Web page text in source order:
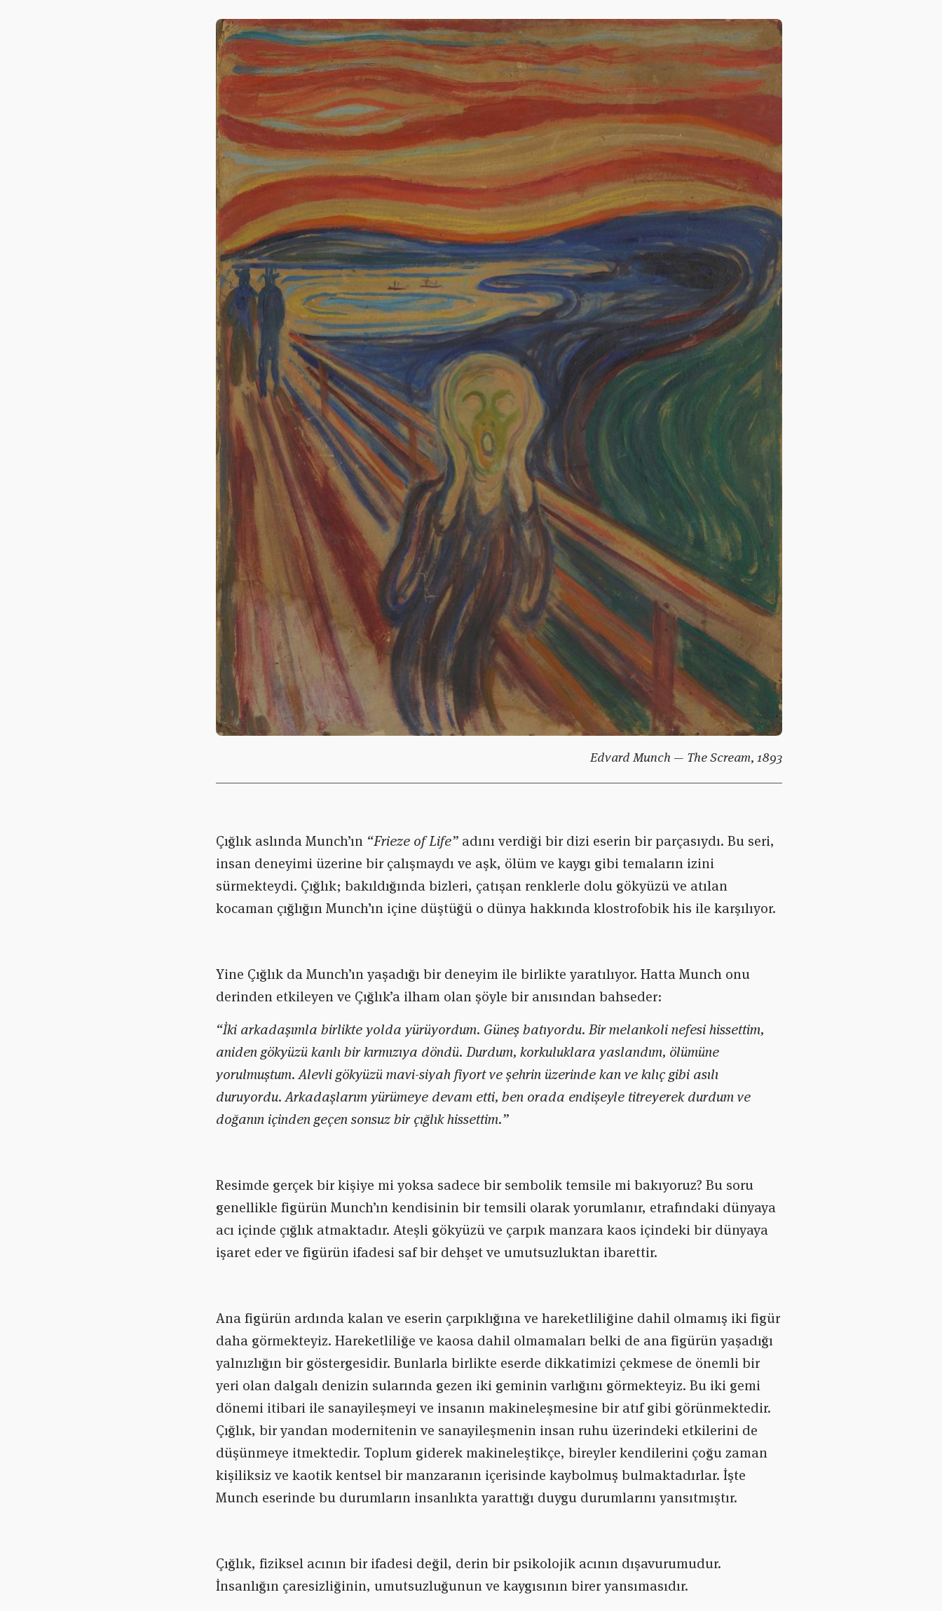
Edvard Munch — The Scream, 1893
Çığlık aslında Munch’ın “Frieze of Life” adını verdiği bir dizi eserin bir parçasıydı. Bu seri,
insan deneyimi üzerine bir çalışmaydı ve aşk, ölüm ve kaygı gibi temaların izini
sürmekteydi. Çığlık; bakıldığında bizleri, çatışan renklerle dolu gökyüzü ve atılan
kocaman çığlığın Munch’ın içine düştüğü o dünya hakkında klostrofobik his ile karşılıyor.
Yine Çığlık da Munch’ın yaşadığı bir deneyim ile birlikte yaratılıyor. Hatta Munch onu
derinden etkileyen ve Çığlık’a ilham olan şöyle bir anısından bahseder:
“İki arkadaşımla birlikte yolda yürüyordum. Güneş batıyordu. Bir melankoli nefesi hissettim,
aniden gökyüzü kanlı bir kırmızıya döndü. Durdum, korkuluklara yaslandım, ölümüne
yorulmuştum. Alevli gökyüzü mavi-siyah fiyort ve şehrin üzerinde kan ve kılıç gibi asılı
duruyordu. Arkadaşlarım yürümeye devam etti, ben orada endişeyle titreyerek durdum ve
doğanın içinden geçen sonsuz bir çığlık hissettim.”
Resimde gerçek bir kişiye mi yoksa sadece bir sembolik temsile mi bakıyoruz? Bu soru
genellikle figürün Munch’ın kendisinin bir temsili olarak yorumlanır, etrafındaki dünyaya
acı içinde çığlık atmaktadır. Ateşli gökyüzü ve çarpık manzara kaos içindeki bir dünyaya
işaret eder ve figürün ifadesi saf bir dehşet ve umutsuzluktan ibarettir.
Ana figürün ardında kalan ve eserin çarpıklığına ve hareketliliğine dahil olmamış iki figür
daha görmekteyiz. Hareketliliğe ve kaosa dahil olmamaları belki de ana figürün yaşadığı
yalnızlığın bir göstergesidir. Bunlarla birlikte eserde dikkatimizi çekmese de önemli bir
yeri olan dalgalı denizin sularında gezen iki geminin varlığını görmekteyiz. Bu iki gemi
dönemi itibari ile sanayileşmeyi ve insanın makineleşmesine bir atıf gibi görünmektedir.
Çığlık, bir yandan modernitenin ve sanayileşmenin insan ruhu üzerindeki etkilerini de
düşünmeye itmektedir. Toplum giderek makineleştikçe, bireyler kendilerini çoğu zaman
kişiliksiz ve kaotik kentsel bir manzaranın içerisinde kaybolmuş bulmaktadırlar. İşte
Munch eserinde bu durumların insanlıkta yarattığı duygu durumlarını yansıtmıştır.
Çığlık, fiziksel acının bir ifadesi değil, derin bir psikolojik acının dışavurumudur.
İnsanlığın çaresizliğinin, umutsuzluğunun ve kaygısının birer yansımasıdır.